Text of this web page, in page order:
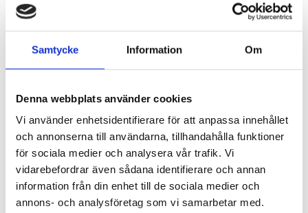
Samtycke Information Om
Denna webbplats använder cookies
Vi använder enhetsidentifierare för att anpassa innehållet
och annonserna till användarna, tillhandahålla funktioner
för sociala medier och analysera vår trafik. Vi
vidarebefordrar även sådana identifierare och annan
information från din enhet till de sociala medier och
annons- och analysföretag som vi samarbetar med.
THULE PRORIDE BLACK
Storsäljande
takcykelhållare
2 395kr
2 595kr
THULE DOCKGLIDE
Horisontell kajakhållare
1 495kr
3 145kr
Lägg